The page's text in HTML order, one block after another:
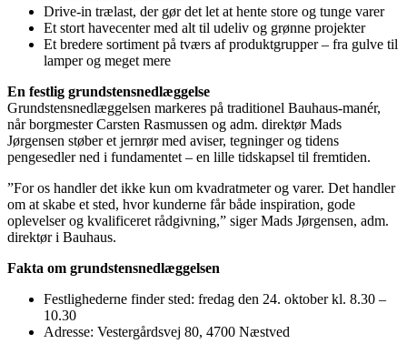
Drive-in trælast, der gør det let at hente store og tunge varer
Et stort havecenter med alt til udeliv og grønne projekter
Et bredere sortiment på tværs af produktgrupper – fra gulve til
lamper og meget mere
En festlig grundstensnedlæggelse
Grundstensnedlæggelsen markeres på traditionel Bauhaus-manér,
når borgmester Carsten Rasmussen og adm. direktør Mads
Jørgensen støber et jernrør med aviser, tegninger og tidens
pengesedler ned i fundamentet – en lille tidskapsel til fremtiden.
”For os handler det ikke kun om kvadratmeter og varer. Det handler
om at skabe et sted, hvor kunderne får både inspiration, gode
oplevelser og kvalificeret rådgivning,” siger Mads Jørgensen, adm.
direktør i Bauhaus.
Fakta om grundstensnedlæggelsen
Festlighederne finder sted: fredag den 24. oktober kl. 8.30 –
10.30
Adresse: Vestergårdsvej 80, 4700 Næstved